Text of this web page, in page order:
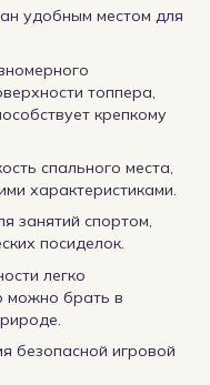
удобным местом для
топпера,
крепкому
спального места,
характеристиками.
занятий спортом,
посиделок.
легко
можно брать в
безопасной игровой